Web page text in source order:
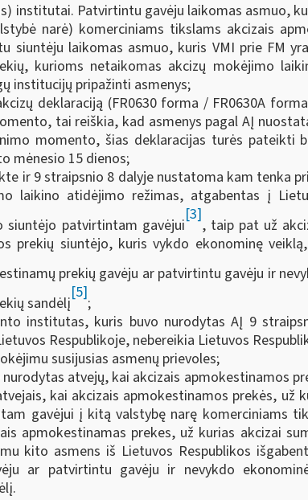
institutai. Patvirtintu gavėju laikomas asmuo,
narė) komerciniams tikslams akcizais
siuntėju laikomas asmuo, kuris VMI prie FM
kurioms netaikomas akcizų mokėjimo
institucijų pripažinti asmenys;
deklaraciją (FR0630 forma / FR0630A
tai reiškia, kad asmenys pagal AĮ
momento, šias deklaracijas turės pateikti
mėnesio 15 dienos;
ir 9 straipsnio 8 dalyje nustatoma kam tenka
laikino atidėjimo režimas, atgabentas į
patvirtintam gavėjui
[3]
, taip pat už
prekių siuntėjo, kuris vykdo ekonominę
prekių gavėju ar patvirtintu gavėju ir
sandėlį
[5]
;
institutas, kuris buvo nurodytas AĮ 9
Respublikoje, nebereikia Lietuvos
susijusias asmenų prievoles;
atvejų, kai akcizais apmokestinamos
kai akcizais apmokestinamos prekės, už
gavėjui į kitą valstybę narę komerciniams
apmokestinamas prekes, už kurias akcizai
kito asmens iš Lietuvos Respublikos
ar patvirtintu gavėju ir nevykdo